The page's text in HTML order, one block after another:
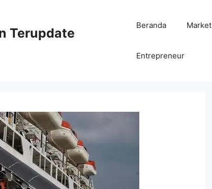
Terupdate
Beranda Market
Entrepreneur